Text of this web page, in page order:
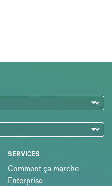
SERVICES
Comment ça marche
Enterprise